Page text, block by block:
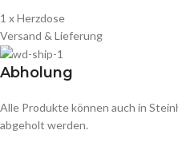
1 x Herzdose
Versand & Lieferung
Abholung
Alle Produkte können auch in
abgeholt werden.